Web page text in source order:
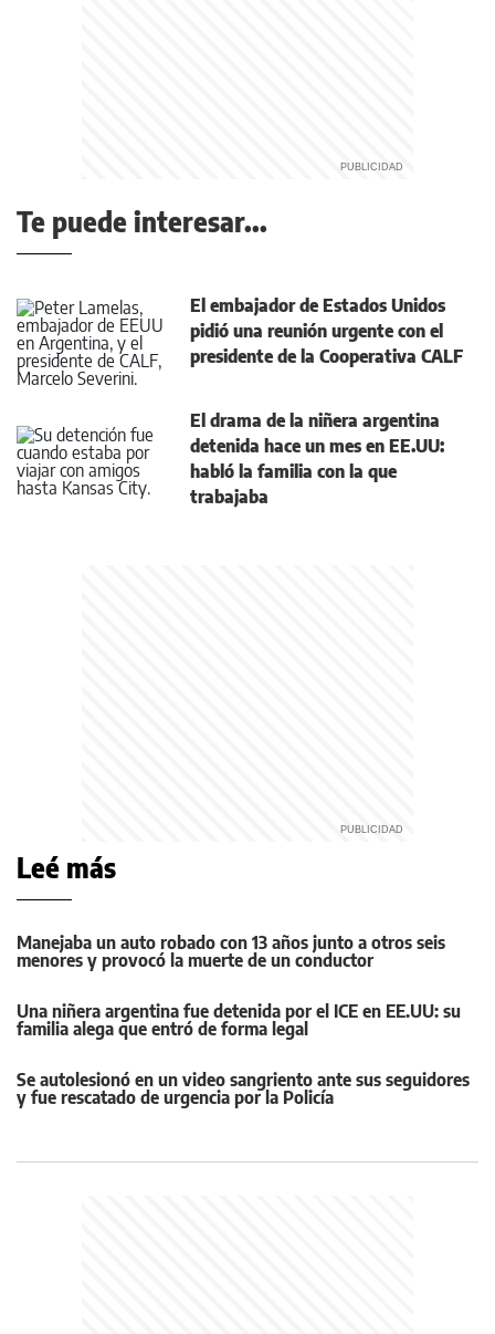
Te puede interesar...
El embajador de Estados Unidos
pidió una reunión urgente con el
presidente de la Cooperativa CALF
El drama de la niñera argentina
detenida hace un mes en EE.UU:
habló la familia con la que
trabajaba
Leé más
Manejaba un auto robado con 13 años junto a otros seis
menores y provocó la muerte de un conductor
Una niñera argentina fue detenida por el ICE en EE.UU: su
familia alega que entró de forma legal
Se autolesionó en un video sangriento ante sus seguidores
y fue rescatado de urgencia por la Policía